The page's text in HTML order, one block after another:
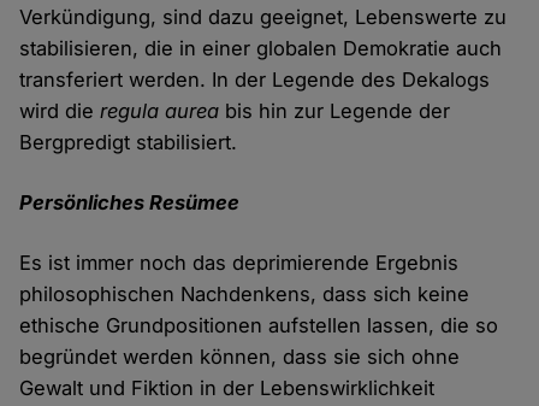
Verkündigung, sind dazu geeignet, Lebenswerte zu
stabilisieren, die in einer globalen Demokratie auch
transferiert werden. In der Legende des Dekalogs
wird dieregula aurea bis hin zur Legende der
Bergpredigt stabilisiert.
Persönliches Resümee
Es ist immer noch das deprimierende Ergebnis
philosophischen Nachdenkens, dass sich keine
ethische Grundpositionen aufstellen lassen, die so
begründet werden können, dass sie sich ohne
Gewalt und Fiktion in der Lebenswirklichkeit